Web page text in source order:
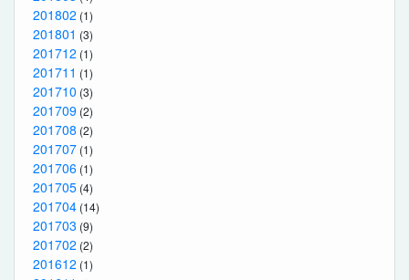
201802 (1)
201801 (3)
201712 (1)
201711 (1)
201710 (3)
201709 (2)
201708 (2)
201707 (1)
201706 (1)
201705 (4)
201704 (14)
201703 (9)
201702 (2)
201612 (1)